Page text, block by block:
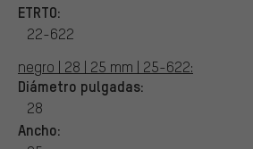
ETRTO:
22-622
negro | 28 | 25 mm | 25-622:
Diámetro pulgadas:
28
Ancho: